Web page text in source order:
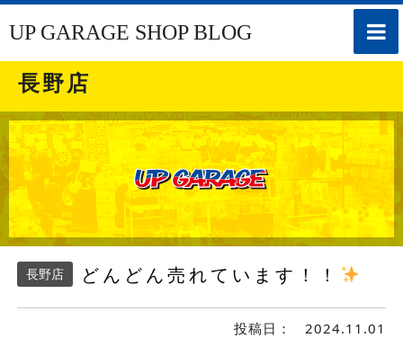
toggle
UP GARAGE SHOP BLOG
長野店
長野店 どんどん売れています！！
投稿日： 2024.11.01